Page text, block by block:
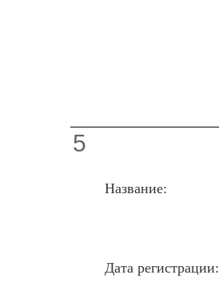
5
Название:
Дата регистрации: